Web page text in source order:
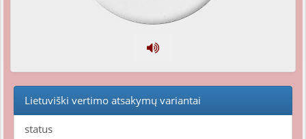
Lietuviški vertimo atsakymų variantai
status